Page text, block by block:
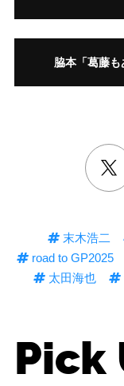
脇本「葛藤も
末木浩二
road to GP2025
太田海也
Pick